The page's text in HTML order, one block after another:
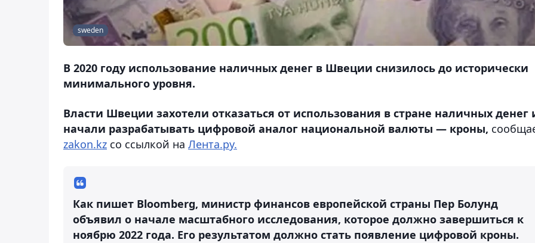
sweden
В 2020 году использование наличных денег в Швеции снизилось до исторически
минимального уровня.
Власти Швеции захотели отказаться от использования в стране наличных денег
начали разрабатывать цифровой аналог национальной валюты — кроны,
zakon.kz со ссылкой на Лента.ру.
Как пишет Bloomberg, министр финансов европейской страны Пер Болунд
объявил о начале масштабного исследования, которое должно завершиться к
ноябрю 2022 года. Его результатом должно стать появление цифровой кроны.